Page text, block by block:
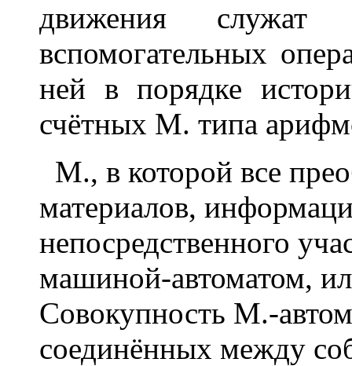
движения
вспомогательных
ней в порядке
счётных М. типа
М., в которой все
материалов,
непосредственного
машиной-автоматом,
Совокупность М.-
соединённых между